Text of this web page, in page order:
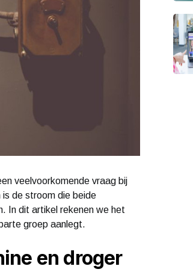
veelvoorkomende vraag bij
is de stroom die beide
In dit artikel rekenen we het
groep aanlegt.
en droger